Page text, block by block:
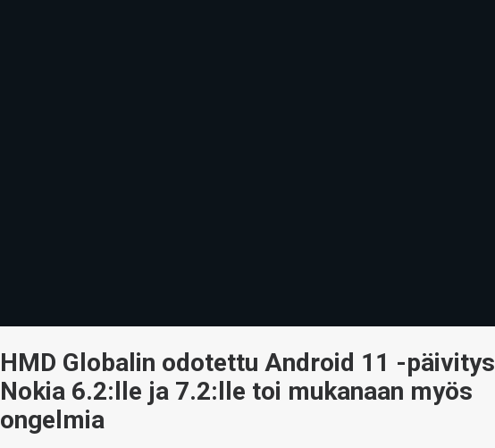
HMD Globalin odotettu Android 11 -päivitys
Nokia 6.2:lle ja 7.2:lle toi mukanaan myös
ongelmia